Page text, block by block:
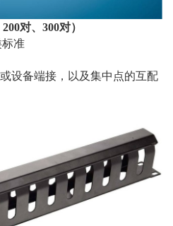
对、300对）
准
设备端接，以及集中点的互配